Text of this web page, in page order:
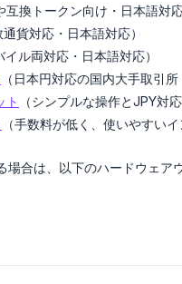
互換トークン向け・日本語対応
通貨対応・日本語対応）
イル両対応・日本語対応）
（日本円対応の国内大手取引所
ト
（シンプルな操作とJPY対
（手数料が低く、使いやすい
場合は、以下のハードウェア